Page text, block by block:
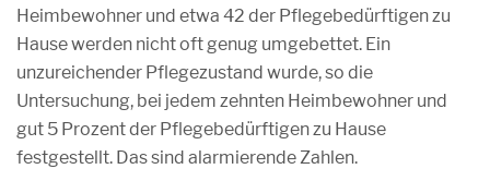
Heimbewohner und etwa 42 der Pflegebedürftigen zu
Hause werden nicht oft genug umgebettet. Ein
unzureichender Pflegezustand wurde, so die
Untersuchung, bei jedem zehnten Heimbewohner und
gut 5 Prozent der Pflegebedürftigen zu Hause
festgestellt. Das sind alarmierende Zahlen.